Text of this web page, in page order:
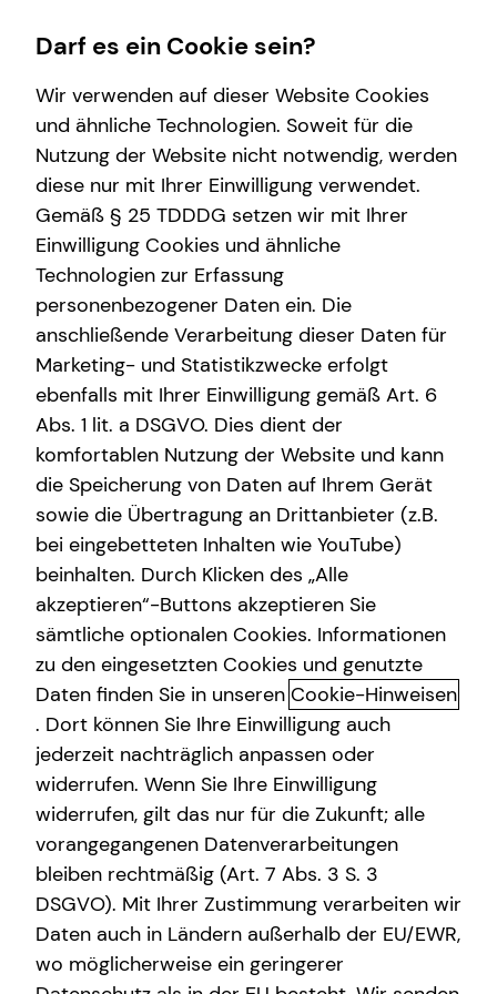
Finanzberatung
Videoberatung
Spezialisten-Netzwerk
Private Krankenvorsorge
Immobilienfinanzierung
Betriebliche Altersvorsorge
Investment
Kapitalanlage Immobilien
Altersvorsorge
Gewerbliche Versicherungen
Arbeitskraftabsicherung
Kindervorsorge
Sach- und Vermögenssicherung
Expat
Karriere
Karrierechancen
Ausbildung
Trainee
Praktikum
Teamassistenz
Direkteinstieg
Wissenswertes
Über mich
Über tecis
Podcast
teamzukunft
Interview
Service
Kundenportal
Schadenabwicklung
Mit der betrieblichen
Altersvorsorge doppelt
profitieren: So kannst du die
gesetzliche Rente aufstocken
Wenn du die Nachrichten verfolgst, weißt du es
vermutlich: Die gesetzliche Rente wird kaum reichen, um
den gewohnten Lebensstandard zu erhalten. Wenn du im
Alter mehr als nur eine Grundsicherung haben willst,
musst du selbst aktiv werden und handeln.
Eine Möglichkeit dafür ist die betriebliche Altersvorsorge.
Dank Steuervorteilen und Einsparungen bei den
Darf es ein Cookie sein?
Wir verwenden auf dieser Website Cookies
und ähnliche Technologien. Soweit für die
Nutzung der Website nicht notwendig, werden
diese nur mit Ihrer Einwilligung verwendet.
Gemäß § 25 TDDDG setzen wir mit Ihrer
Einwilligung Cookies und ähnliche
Technologien zur Erfassung
personenbezogener Daten ein. Die
anschließende Verarbeitung dieser Daten für
Marketing- und Statistikzwecke erfolgt
ebenfalls mit Ihrer Einwilligung gemäß Art. 6
Abs. 1 lit. a DSGVO. Dies dient der
komfortablen Nutzung der Website und kann
die Speicherung von Daten auf Ihrem Gerät
sowie die Übertragung an Drittanbieter (z.B.
bei eingebetteten Inhalten wie YouTube)
beinhalten. Durch Klicken des „Alle
akzeptieren“-Buttons akzeptieren Sie
sämtliche optionalen Cookies. Informationen
zu den eingesetzten Cookies und genutzte
Daten finden Sie in unseren Cookie-Hinweisen
. Dort können Sie Ihre Einwilligung auch
jederzeit nachträglich anpassen oder
widerrufen. Wenn Sie Ihre Einwilligung
widerrufen, gilt das nur für die Zukunft; alle
vorangegangenen Datenverarbeitungen
bleiben rechtmäßig (Art. 7 Abs. 3 S. 3
DSGVO). Mit Ihrer Zustimmung verarbeiten wir
Daten auch in Ländern außerhalb der EU/EWR,
wo möglicherweise ein geringerer